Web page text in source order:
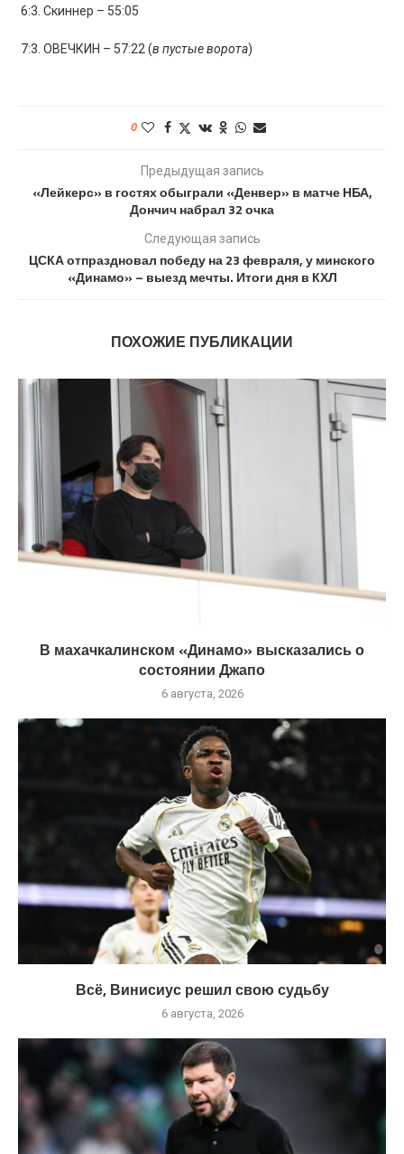
6:3. Скиннер – 55:05
7:3. ОВЕЧКИН – 57:22 (в пустые ворота)
0
Предыдущая запись
«Лейкерс» в гостях обыграли «Денвер» в матче НБА,
Дончич набрал 32 очка
Следующая запись
ЦСКА отпраздновал победу на 23 февраля, у минского
«Динамо» – выезд мечты. Итоги дня в КХЛ
ПОХОЖИЕ ПУБЛИКАЦИИ
В махачкалинском «Динамо» высказались о
состоянии Джапо
6 августа, 2026
Всё, Винисиус решил свою судьбу
6 августа, 2026